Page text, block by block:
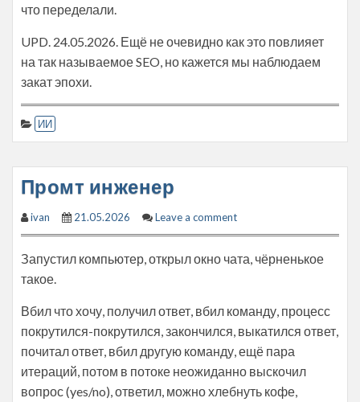
что переделали.
UPD. 24.05.2026. Ещё не очевидно как это повлияет
на так называемое SEO, но кажется мы наблюдаем
закат эпохи.
ИИ
Промт инженер
ivan 21.05.2026 Leave a comment
Запустил компьютер, открыл окно чата, чёрненькое
такое.
Вбил что хочу, получил ответ, вбил команду, процесс
покрутился-покрутился, закончился, выкатился ответ,
почитал ответ, вбил другую команду, ещё пара
итераций, потом в потоке неожиданно выскочил
вопрос (yes/no), ответил, можно хлебнуть кофе,